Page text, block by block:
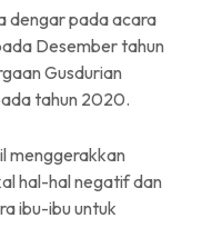
dengar pada acara
Desember tahun
Gusdurian
tahun 2020.
menggerakkan
hal-hal negatif dan
ibu-ibu untuk